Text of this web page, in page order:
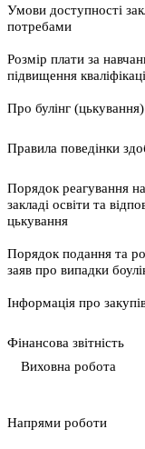
Умови доступності
потребами
Розмір плати за
підвищення
Про булінг (цькування)
Правила поведінки
Порядок реагування
закладі освіти та
цькування
Порядок подання та
заяв про випадки
Інформація про
Фінансова звітність
Виховна робота
Напрями роботи